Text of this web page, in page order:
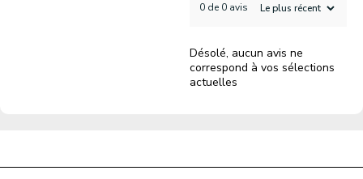
0 de 0 avis
Désolé, aucun avis ne
correspond à vos sélections
actuelles